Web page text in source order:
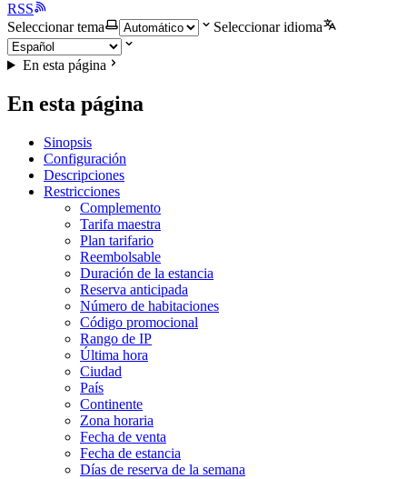
RSS
Seleccionar tema
Seleccionar idioma
En esta página
En esta página
Sinopsis
Configuración
Descripciones
Restricciones
Complemento
Tarifa maestra
Plan tarifario
Reembolsable
Duración de la estancia
Reserva anticipada
Número de habitaciones
Código promocional
Rango de IP
Última hora
Ciudad
País
Continente
Zona horaria
Fecha de venta
Fecha de estancia
Días de reserva de la semana